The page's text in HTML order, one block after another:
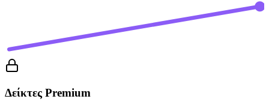
Δείκτες Premium